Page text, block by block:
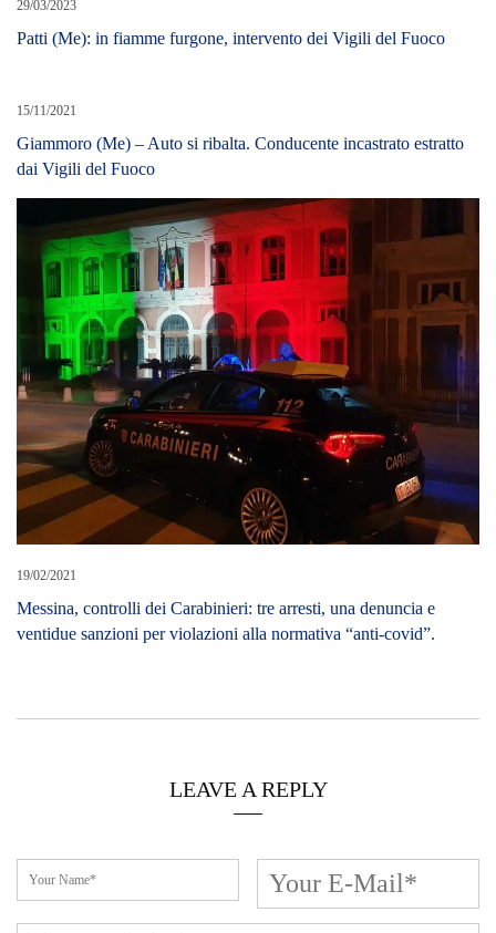
19/02/2021
Messina, controlli dei Carabinieri: tre arresti, una denuncia e
ventidue sanzioni per violazioni alla normativa “anti-covid”.
LEAVE A REPLY